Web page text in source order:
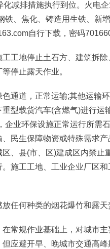
减排措施执行到位。火电
、焦化、铸造用生铁、新
自行下载，密码
地停止土石方、建筑拆除
停止露天作业。
道，正常运输;其他运输
型载货汽车(含燃气)进行运
企业环保设施正常运行所需
民生保障物资或特殊需求
、县(市、区)建成区内禁止
施工工地、工业企业厂区和
何种类的烟花爆竹和露天
规作业基础上，对城市主
应避开早、晚城市交通高峰